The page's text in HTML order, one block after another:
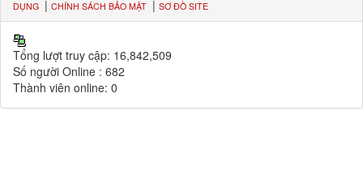
DỤNG | CHÍNH SÁCH BẢO MẬT | SƠ ĐỒ SITE
Tổng lượt truy cập: 16,842,509
Số người Online : 682
Thành viên online: 0